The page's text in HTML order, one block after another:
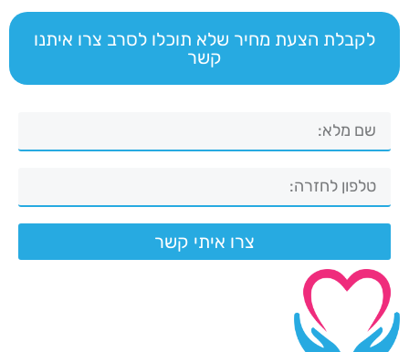
לקבלת הצעת מחיר שלא תוכלו לסרב צרו איתנו
קשר
צרו איתי קשר